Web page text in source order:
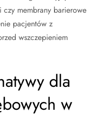
czy membrany barierowe
pacjentów z
wszczepieniem
dla
w